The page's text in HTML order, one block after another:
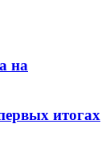
на
итогах